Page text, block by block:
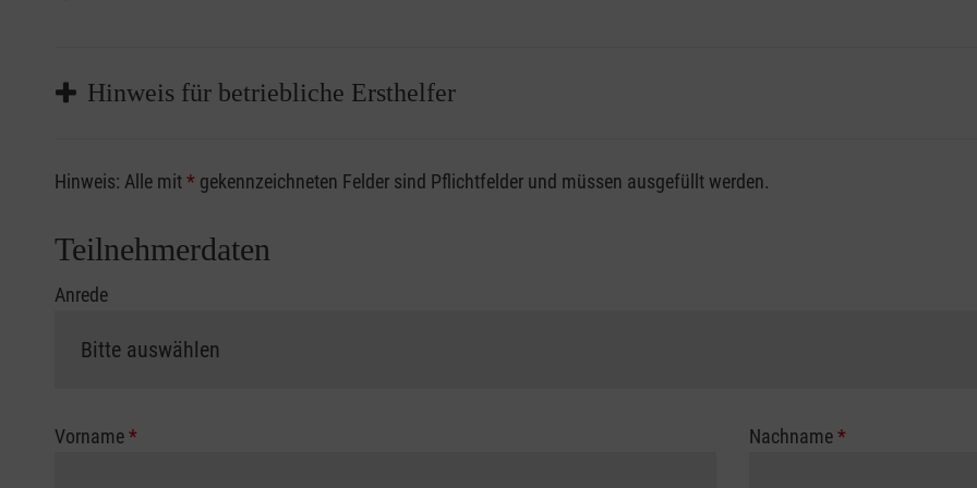
Hinweis für betriebliche Ersthelfer
Sofern Sie ein Kostenübernahmeverfahren Ihrer Berufsgenossenschaft / Unfallkasse nutzen, beachten Sie bitte,
vorliegen müssen. Andernfalls erfolgt eine Abrechnung der vollen Kursgebühr als Selbstzahler.
Hinweis: Alle mit* gekennzeichneten Felder sind Pflichtfelder und müssen ausgefüllt werden.
Teilnehmerdaten
Anrede
Vorname* Nachname*